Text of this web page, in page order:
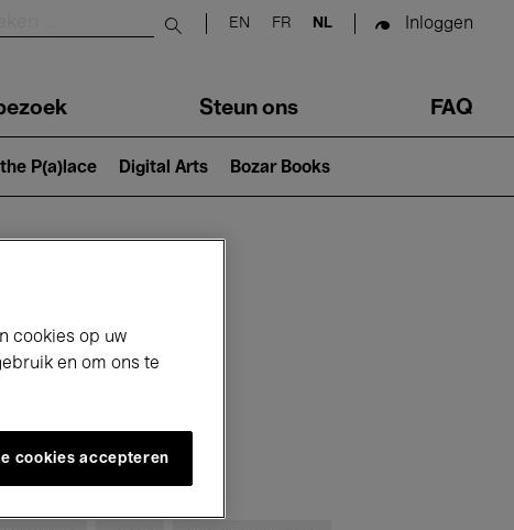
Submit search
EN FR NL Inloggen
Steun ons FAQ
P(a)lace Digital Arts Bozar Books
cookies op uw
en om ons te
cookies accepteren